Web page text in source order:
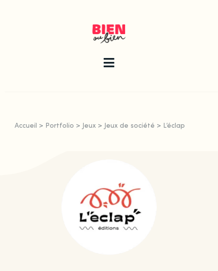
Toggle
Qui sommes-nous ?
Accueil > Portfolio > Jeux> Jeux de société > L’éclap